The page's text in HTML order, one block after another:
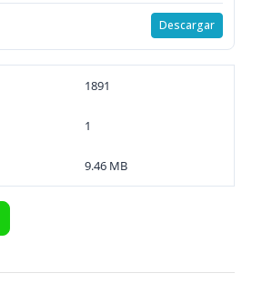
Descargar
1891
1
9.46 MB